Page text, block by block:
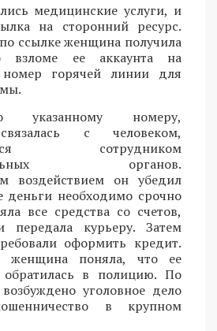
медицинские услуги, и
на сторонний ресурс.
ссылке женщина получила
взломе ее аккаунта на
номер горячей линии для
указанному номеру,
с человеком,
сотрудником
органов.
воздействием он убедил
деньги необходимо срочно
все средства со счетов,
передала курьеру. Затем
оформить кредит.
женщина поняла, что ее
в полицию. По
уголовное дело
в крупном